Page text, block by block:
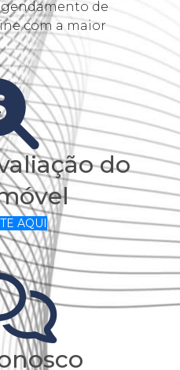
de
com a maior
do
AQUI